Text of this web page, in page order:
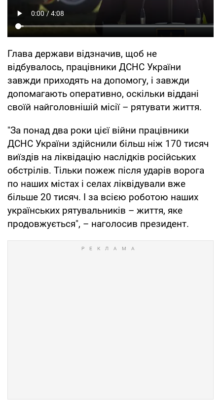
Глава держави відзначив, щоб не
відбувалось, працівники ДСНС України
завжди приходять на допомогу, і завжди
допомагають оперативно, оскільки віддані
своїй найголовнішій місії – рятувати життя.
"За понад два роки цієї війни працівники
ДСНС України здійснили більш ніж 170 тисяч
виїздів на ліквідацію наслідків російських
обстрілів. Тільки пожеж після ударів ворога
по наших містах і селах ліквідували вже
більше 20 тисяч. І за всією роботою наших
українських рятувальників – життя, яке
продовжується", – наголосив президент.